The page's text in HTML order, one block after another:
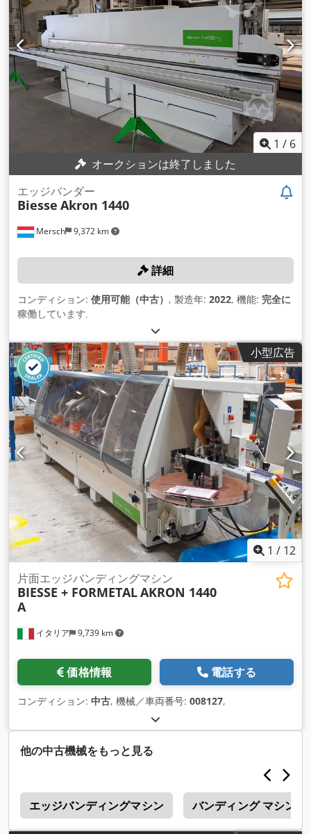
1 / 6
オークションは終了しました
Mersch 9,372 km
エッジバンダー
Biesse Akron 1440
詳細
コンディション: 使用可能（中古） , 製造年: 2022, 機能: 完全に
稼働しています,
小型広告
1 / 12
イタリア 9,739 km
片面エッジバンディングマシン
BIESSE + FORMETALAKRON 1440
A
価格情報 電話する
コンディション: 中古, 機械／車両番号: 008127,
他の中古機械をもっと見る
エッジバンディングマシン バンディング マシン